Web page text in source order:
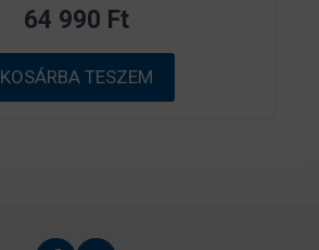
5
b
ő
l
64 990 Ft
KOSÁRBA TESZEM